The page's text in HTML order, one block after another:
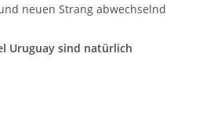
neuen Strang abwechselnd
Uruguay sind natürlich